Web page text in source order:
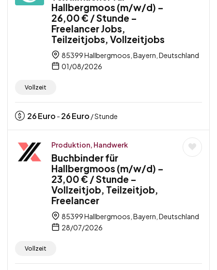
Hallbergmoos (m/w/d) –
26,00 € / Stunde –
Freelancer Jobs,
Teilzeitjobs, Vollzeitjobs
85399 Hallbergmoos, Bayern, Deutschland
01/08/2026
Vollzeit
26Euro - 26Euro / Stunde
Produktion, Handwerk
Buchbinder für
Hallbergmoos (m/w/d) –
23,00 € / Stunde –
Vollzeitjob, Teilzeitjob,
Freelancer
85399 Hallbergmoos, Bayern, Deutschland
28/07/2026
Vollzeit